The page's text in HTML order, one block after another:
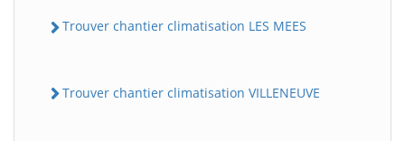
Trouver chantier climatisation LES MEES
Trouver chantier climatisation VILLENEUVE